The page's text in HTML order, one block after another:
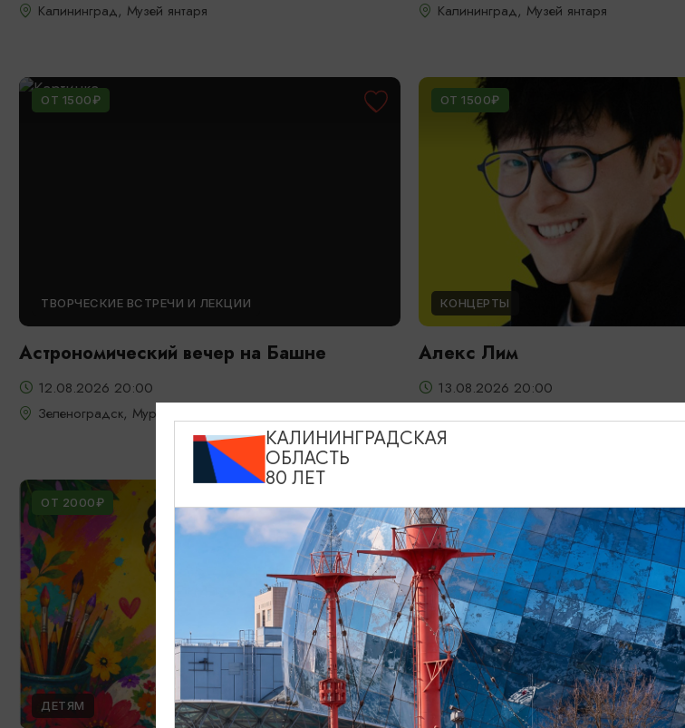
Калининград, Музей янтаря
Калининград, Музей янтаря
ОТ 1500₽
ТВОРЧЕСКИЕ ВСТРЕЧИ И ЛЕКЦИИ
Астрономический вечер на Башне
12.08.2026 20:00
Зеленоградск, Мурариум
ОТ 1500₽
КОНЦЕРТЫ
Алекс Лим
13.08.2026 20:00
ОТ 2000₽
ДЕТЯМ ДЕТЯМ
КАЛИНИНГРАДСКАЯ
ОБЛАСТЬ
80 ЛЕТ